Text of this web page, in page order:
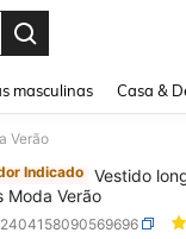
masculinas Casa &
Verão
Indicado Vestido
Moda Verão